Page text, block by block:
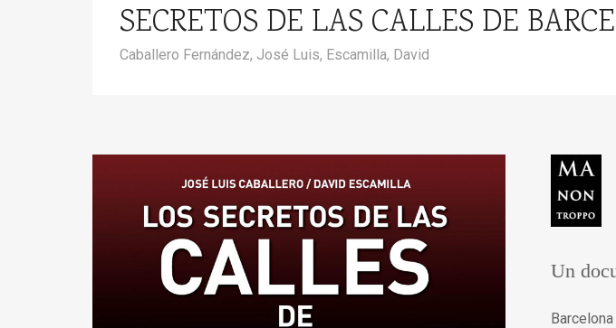
SECRETOS DE LAS CALLES DE
Caballero Fernández, José Luis, Escamilla, David
Un